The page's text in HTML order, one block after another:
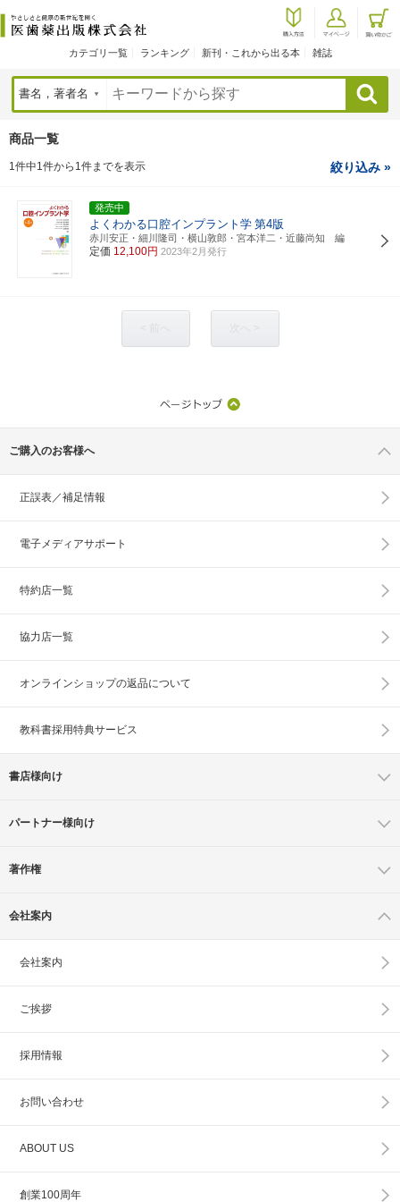
カテゴリ一覧 ランキング 新刊・これから出る本 雑誌
検索
商品一覧
1件中1件から1件までを表示 絞り込み »
発売中
よくわかる口腔インプラント学 第4版
赤川安正・細川隆司・横山敦郎・宮本洋二・近藤尚知 編
定価 12,100円 2023年2月発行
ご購入のお客様へ
正誤表／補足情報
電子メディアサポート
特約店一覧
協力店一覧
オンラインショップの返品について
教科書採用特典サービス
書店様向け
パートナー様向け
著作権
会社案内
会社案内
ご挨拶
採用情報
お問い合わせ
ABOUT US
創業100周年